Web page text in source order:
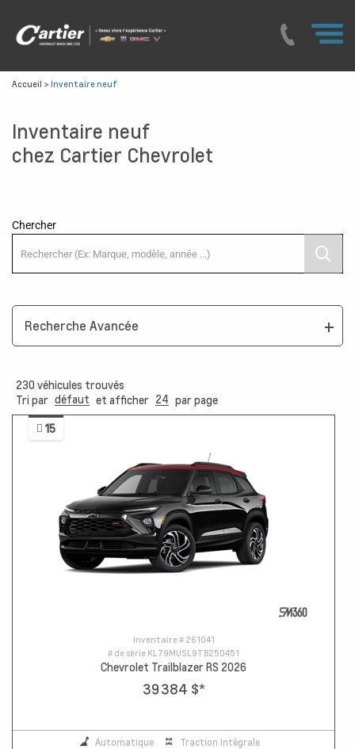
Accueil > Inventaire neuf
Inventaire neuf
chez Cartier Chevrolet
Chercher
Recherche Avancée
230 véhicules trouvés
Tri par défaut et afficher 24 par page
15
Inventaire # 261041
# de série KL79MUSL9TB250451
Chevrolet Trailblazer RS 2026
39 384 $*
Automatique Traction Intégrale